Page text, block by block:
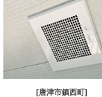
[唐津市鎮西町]